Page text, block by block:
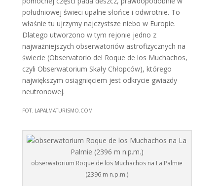
południowej świeci upalne słońce i odwrotnie. To
właśnie tu ujrzymy najczystsze niebo w Europie.
Dlatego utworzono w tym rejonie jedno z
najważniejszych obserwatoriów astrofizycznych na
świecie (Observatorio del Roque de los Muchachos,
czyli Obserwatorium Skały Chłopców), którego
największym osiągnięciem jest odkrycie gwiazdy
neutronowej.
FOT. LAPALMATURISMO.COM
obserwatorium Roque de los Muchachos na La Palmie
(2396 m n.p.m.)